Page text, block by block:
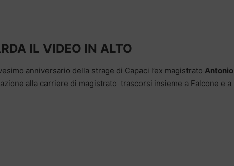
IL VIDEO IN ALTO
anniversario della strage di Capaci l’ex magistrato Antonio
alla carriere di magistrato trascorsi insieme a Falcone e a